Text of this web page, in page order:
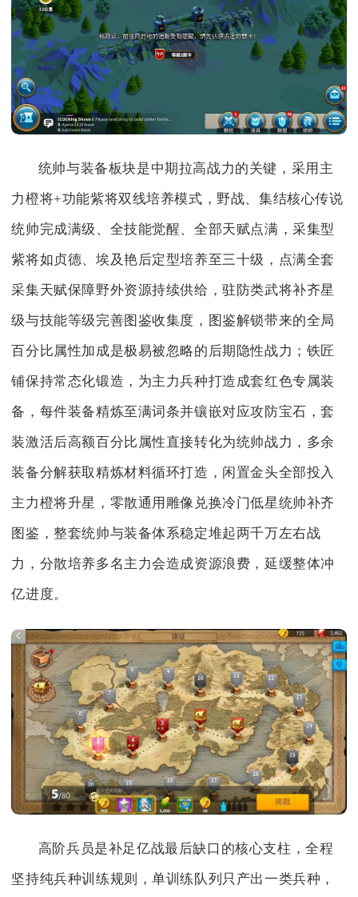
统帅与装备板块是中期拉高战力的关键，采用主
力橙将+功能紫将双线培养模式，野战、集结核心传说
统帅完成满级、全技能觉醒、全部天赋点满，采集型
紫将如贞德、埃及艳后定型培养至三十级，点满全套
采集天赋保障野外资源持续供给，驻防类武将补齐星
级与技能等级完善图鉴收集度，图鉴解锁带来的全局
百分比属性加成是极易被忽略的后期隐性战力；铁匠
铺保持常态化锻造，为主力兵种打造成套红色专属装
备，每件装备精炼至满词条并镶嵌对应攻防宝石，套
装激活后高额百分比属性直接转化为统帅战力，多余
装备分解获取精炼材料循环打造，闲置金头全部投入
主力橙将升星，零散通用雕像兑换冷门低星统帅补齐
图鉴，整套统帅与装备体系稳定堆起两千万左右战
力，分散培养多名主力会造成资源浪费，延缓整体冲
亿进度。
高阶兵员是补足亿战最后缺口的核心支柱，全程
坚持纯兵种训练规则，单训练队列只产出一类兵种，